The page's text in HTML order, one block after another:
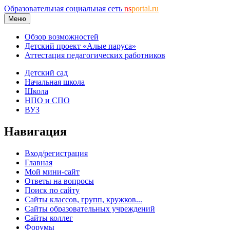
Образовательная социальная сеть nsportal.ru
Меню
Обзор возможностей
Детский проект «Алые паруса»
Аттестация педагогических работников
Детский сад
Начальная школа
Школа
НПО и СПО
ВУЗ
Навигация
Вход/регистрация
Главная
Мой мини-сайт
Ответы на вопросы
Поиск по сайту
Сайты классов, групп, кружков...
Сайты образовательных учреждений
Сайты коллег
Форумы